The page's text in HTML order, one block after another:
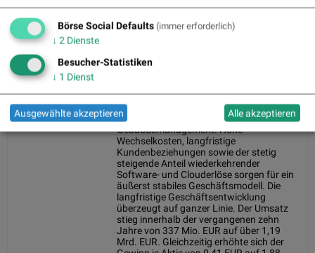
14.07.2026
DiBuOL
| STABILIS
Stabilis Fortuna
führenden Anbietern von
Medienbranche. Mit Marken wie Allplan,
Lebenszyklus eines Bauprojekts – von der
Planung über Building Information
Modeling (BIM) bis hin zum
Gebäudemanagement. Hohe
Wechselkosten, langfristige
Kundenbeziehungen sowie der stetig
steigende Anteil wiederkehrender
Software- und Clouderlöse sorgen für ein
äußerst stabiles Geschäftsmodell. Die
langfristige Geschäftsentwicklung
überzeugt auf ganzer Linie. Der Umsatz
stieg innerhalb der vergangenen zehn
Jahre von 337 Mio. EUR auf über 1,19
Mrd. EUR. Gleichzeitig erhöhte sich der
Börse Social Defaults (immer erforderlich)
↓ 2 Dienste
Besucher-Statistiken
↓ 1 Dienst
Ausgewählte akzeptieren Alle akzeptieren